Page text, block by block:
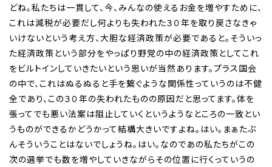
どね。私たちは一貫して、今、みんなの使えるお金を増やすために、
これは減税が必要だし何よりも失われた３０年を取り戻さなきゃ
いけないという考え方、大胆な経済政策が必要であると。そういっ
た経済政策という部分をやっぱり野党の中の経済政策としてこれ
をビルトインしていきたいという思いが当然あります。プラス国会
の中で、これはぬるぬると手を繋ぐような関係性っていうのは不健
全であり、この３０年の失われたものの原因だと思ってます。体を
張ってでも悪い法案は阻止していくというようなところの一致とい
うものができるかどうかって結構大きいですよね。はい。まぁたぶ
んそういうことはないでしょうね。はい。なのであの私たちがこの
次の選挙でも数を増やしていきながらその位置に行くっていうの